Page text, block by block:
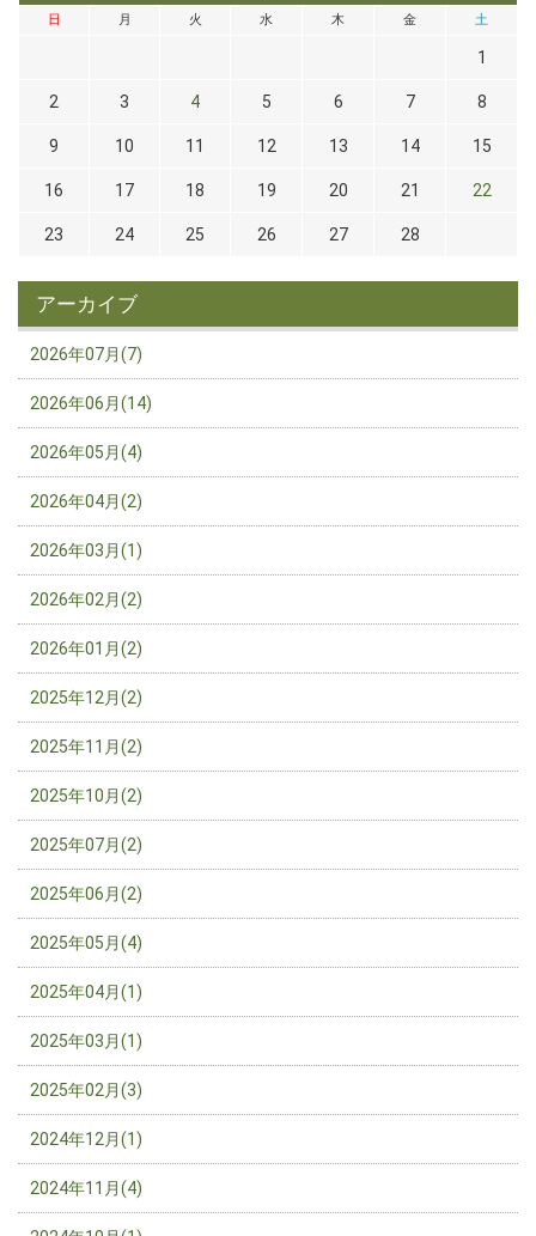
日 月 火 水 木 金 土
1
2 3 4 5 6 7 8
9 10 11 12 13 14 15
16 17 18 19 20 21 22
23 24 25 26 27 28
アーカイブ
2026年07月(7)
2026年06月(14)
2026年05月(4)
2026年04月(2)
2026年03月(1)
2026年02月(2)
2026年01月(2)
2025年12月(2)
2025年11月(2)
2025年10月(2)
2025年07月(2)
2025年06月(2)
2025年05月(4)
2025年04月(1)
2025年03月(1)
2025年02月(3)
2024年12月(1)
2024年11月(4)